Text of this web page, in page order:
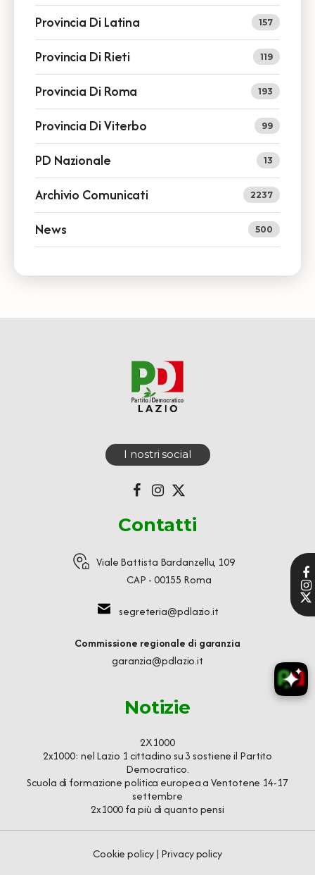
Provincia Di Latina 157
Provincia Di Rieti 119
Provincia Di Roma 193
Provincia Di Viterbo 99
PD Nazionale 13
Archivio Comunicati 2237
News 500
I nostri social
Contatti
Viale Battista Bardanzellu, 109
CAP - 00155 Roma
segreteria@pdlazio.it
Commissione regionale di garanzia
garanzia@pdlazio.it
Notizie
2X1000
2x1000: nel Lazio 1 cittadino su 3 sostiene il Partito
Democratico.
Scuola di formazione politica europea a Ventotene 14-17
settembre
2x1000 fa più di quanto pensi
Cookie policy| Privacy policy